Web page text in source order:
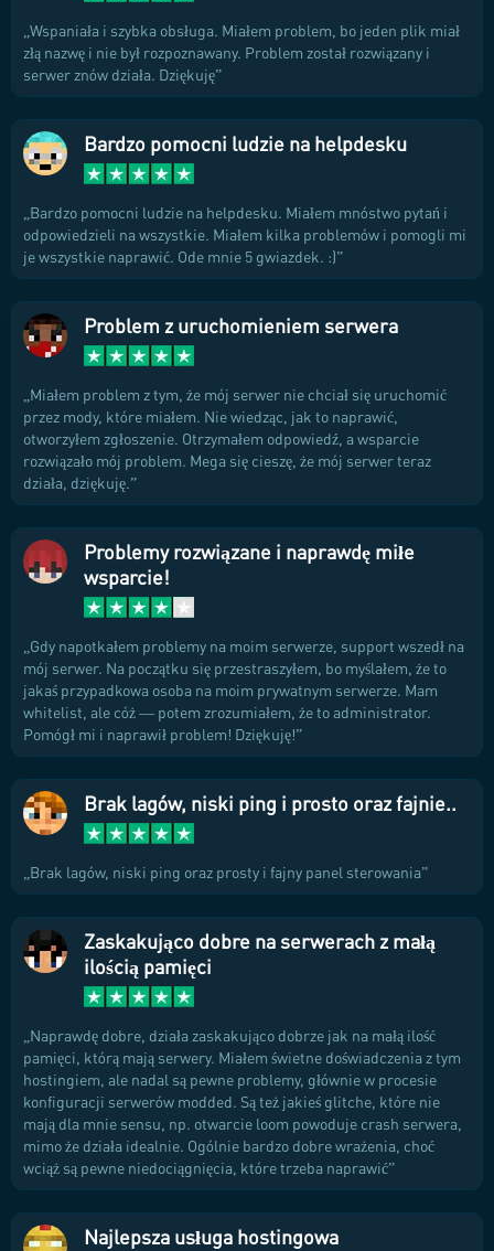
Wspaniała i szybka obsługa. Miałem problem, bo jeden plik miał
złą nazwę i nie był rozpoznawany. Problem został rozwiązany i
serwer znów działa. Dziękuję
Bardzo pomocni ludzie na helpdesku
Bardzo pomocni ludzie na helpdesku. Miałem mnóstwo pytań i
odpowiedzieli na wszystkie. Miałem kilka problemów i pomogli mi
je wszystkie naprawić. Ode mnie 5 gwiazdek. :)
Problem z uruchomieniem serwera
Miałem problem z tym, że mój serwer nie chciał się uruchomić
przez mody, które miałem. Nie wiedząc, jak to naprawić,
otworzyłem zgłoszenie. Otrzymałem odpowiedź, a wsparcie
rozwiązało mój problem. Mega się cieszę, że mój serwer teraz
działa, dziękuję.
Problemy rozwiązane i naprawdę miłe
wsparcie!
Gdy napotkałem problemy na moim serwerze, support wszedł na
mój serwer. Na początku się przestraszyłem, bo myślałem, że to
jakaś przypadkowa osoba na moim prywatnym serwerze. Mam
whitelist, ale cóż — potem zrozumiałem, że to administrator.
Pomógł mi i naprawił problem! Dziękuję!
Brak lagów, niski ping i prosto oraz fajnie..
Brak lagów, niski ping oraz prosty i fajny panel sterowania
Zaskakująco dobre na serwerach z małą
ilością pamięci
Naprawdę dobre, działa zaskakująco dobrze jak na małą ilość
pamięci, którą mają serwery. Miałem świetne doświadczenia z tym
hostingiem, ale nadal są pewne problemy, głównie w procesie
konfiguracji serwerów modded. Są też jakieś glitche, które nie
mają dla mnie sensu, np. otwarcie loom powoduje crash serwera,
mimo że działa idealnie. Ogólnie bardzo dobre wrażenia, choć
wciąż są pewne niedociągnięcia, które trzeba naprawić
Najlepsza usługa hostingowa